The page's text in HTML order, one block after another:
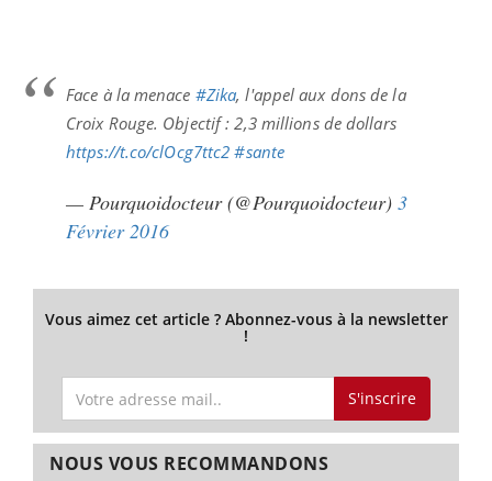
Face à la menace #Zika, l'appel aux dons de la
Croix Rouge. Objectif : 2,3 millions de dollars
https://t.co/clOcg7ttc2 #sante
— Pourquoidocteur (@Pourquoidocteur) 3
Février 2016
Vous aimez cet article ? Abonnez-vous à la newsletter
!
S'inscrire
NOUS VOUS RECOMMANDONS